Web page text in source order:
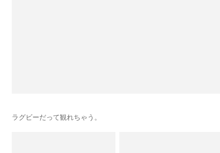
ラグビーだって観れちゃう。